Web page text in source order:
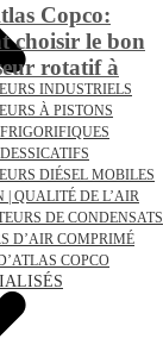
Copco:
choisir le bon
rotatif à
INDUSTRIELS
À PISTONS
DIÉSEL MOBILES
| QUALITÉ DE L’AIR
DE CONDENSATS
D’AIR COMPRIMÉ
COPCO